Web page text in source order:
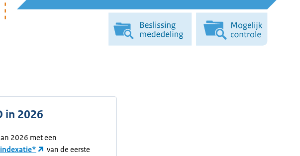
in 2026
2026 met een
van de eerste